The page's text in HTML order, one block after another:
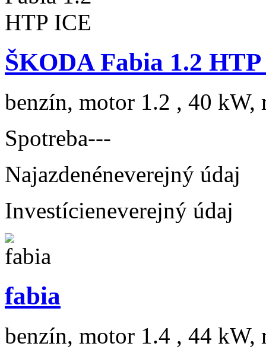
ŠKODA Fabia 1.2
benzín, motor 1.2 , 40 kW,
Spotreba---
Najazdenéneverejný údaj
Investícieneverejný údaj
fabia
benzín, motor 1.4 , 44 kW,